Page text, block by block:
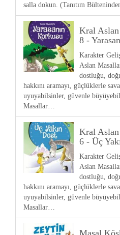
salla dokun. (Tanıtım
Kral Aslan
8 -
Karakter
Aslan
dostluğu,
hakkını aramayı, güçlüklerle
uyuyabilsinler, güvenle
Masallar…
Kral Aslan
6 - Üç
Karakter
Aslan
dostluğu,
hakkını aramayı, güçlüklerle
uyuyabilsinler, güvenle
Masallar…
Masal